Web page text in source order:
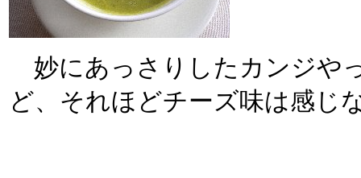
妙にあっさりしたカンジや
ど、それほどチーズ味は感じ